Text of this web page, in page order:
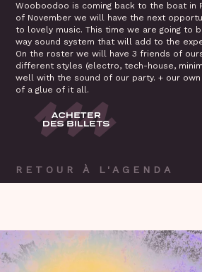
Wooboodoo is coming back to the boat in
of November we will have the next
to lovely music. This time we are going to
way sound system that will add to the
On the roster we will have 3 friends of
different styles (electro, tech-house,
well with the sound of our party. + our
of a glue of it all.
RETOUR À L'AGENDA